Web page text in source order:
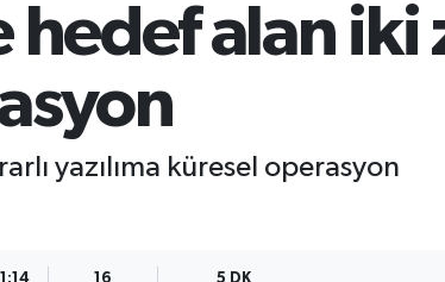
BITCOIN
alan iki
yazılıma küresel operasyon
16 5 DK